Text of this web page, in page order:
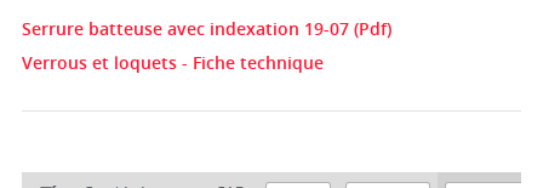
Serrure batteuse avec indexation 19-07 (Pdf)
Verrous et loquets - Fiche technique